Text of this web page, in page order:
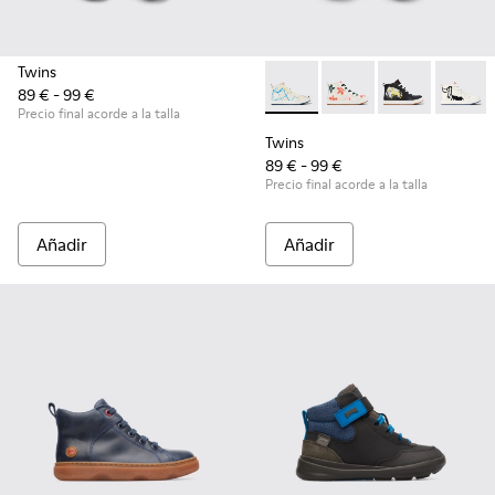
Twins
89 € - 99 €
Precio final acorde a la talla
Añadir
Twins - K900261-008 -
Twins - K900261-012
Twins -Twins
Twins
89 € - 99 €
Precio final acorde a la talla
Añadir